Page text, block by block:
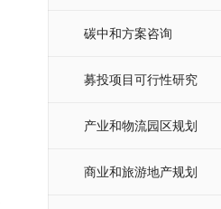
碳中和方案咨询
募投项目可行性研究
产业和物流园区规划
商业和旅游地产规划